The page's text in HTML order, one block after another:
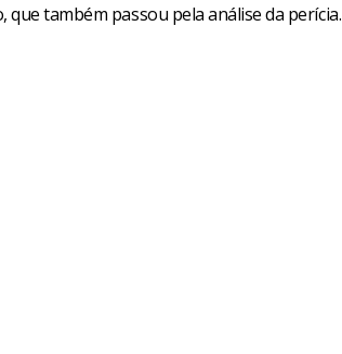
que também passou pela análise da perícia.